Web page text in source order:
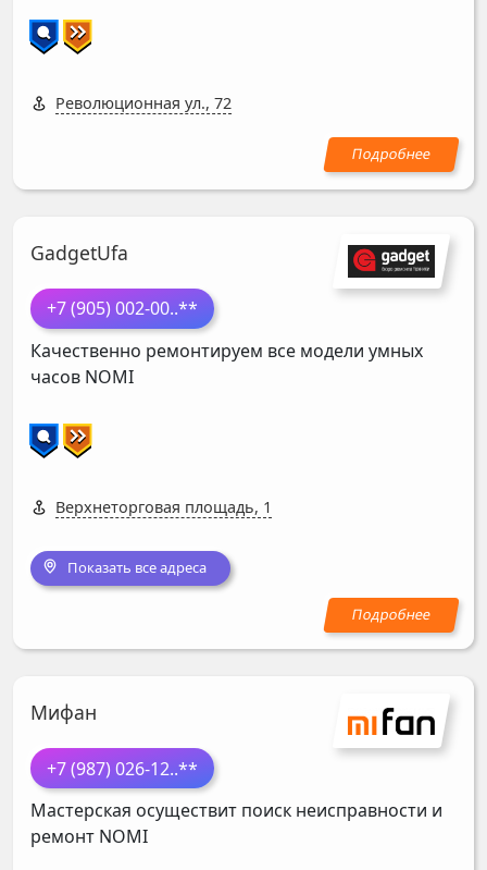
Революционная ул., 72
GadgetUfa
+7 (905) 002-00..**
Качественно ремонтируем все модели умных
часов NOMI
Верхнеторговая площадь, 1
Показать все адреса
Мифан
+7 (987) 026-12..**
Мастерская осуществит поиск неисправности и
ремонт NOMI